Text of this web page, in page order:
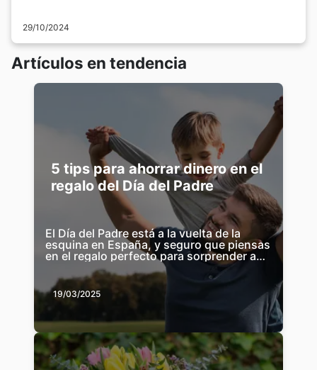
29/10/2024
Artículos en tendencia
5 tips para ahorrar dinero en el
regalo del Día del Padre
El Día del Padre está a la vuelta de la
esquina en España, y seguro que piensas
en el regalo perfecto para sorprender a
papá. Aunque el presupuesto sea un ...
19/03/2025